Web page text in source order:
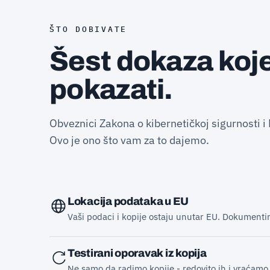
ŠTO DOBIVATE
Šest dokaza
pokazati.
Obveznici Zakona o kibernetičkoj sigurnosti
Ovo je ono što vam za to dajemo.
Lokacija podataka u EU
Vaši podaci i kopije ostaju unutar EU.
Testirani oporavak iz kopija